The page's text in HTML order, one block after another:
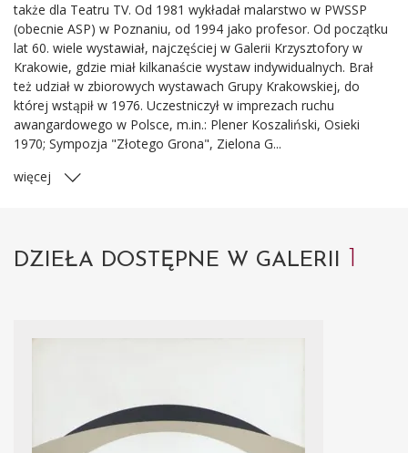
także dla Teatru TV. Od 1981 wykładał malarstwo w PWSSP
(obecnie ASP) w Poznaniu, od 1994 jako profesor. Od początku
lat 60. wiele wystawiał, najczęściej w Galerii Krzysztofory w
Krakowie, gdzie miał kilkanaście wystaw indywidualnych. Brał
też udział w zbiorowych wystawach Grupy Krakowskiej, do
której wstąpił w 1976. Uczestniczył w imprezach ruchu
awangardowego w Polsce, m.in.: Plener Koszaliński, Osieki
1970; Sympozja "Złotego Grona", Zielona G...
więcej
DZIEŁA DOSTĘPNE W GALERII 1